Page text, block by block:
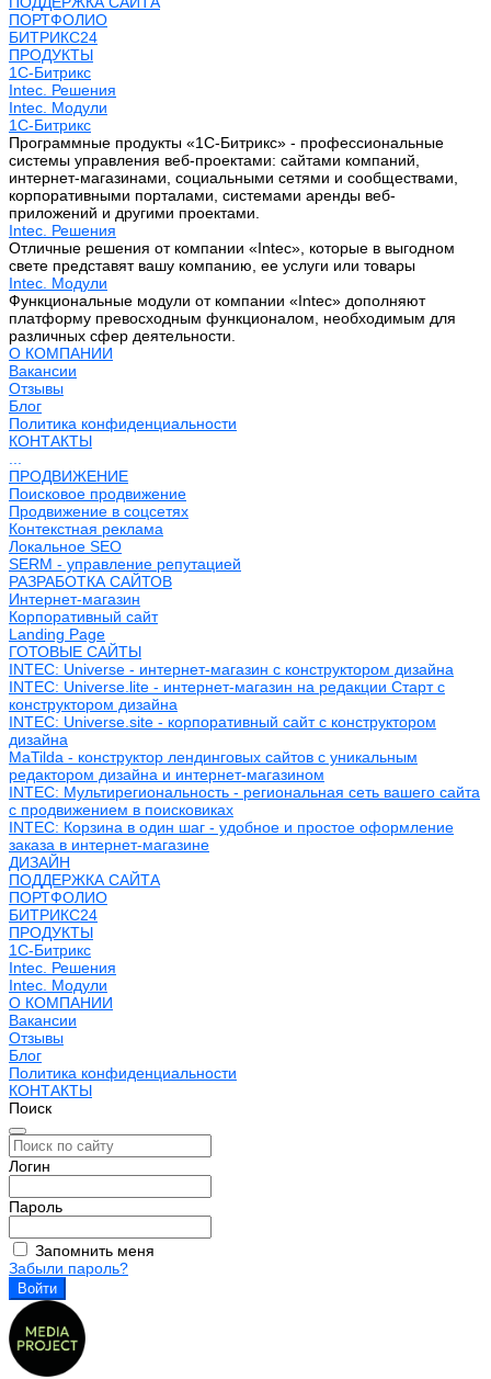
ПОРТФОЛИО
БИТРИКС24
ПРОДУКТЫ
1С-Битрикс
Intec. Решения
Intec. Модули
1С-Битрикс
Программные продукты «1С-Битрикс» - профессиональные
системы управления веб-проектами: сайтами компаний,
интернет-магазинами, социальными сетями и сообществами,
корпоративными порталами, системами аренды веб-
приложений и другими проектами.
Intec. Решения
Отличные решения от компании «Intec», которые в выгодном
свете представят вашу компанию, ее услуги или товары
Intec. Модули
Функциональные модули от компании «Intec» дополняют
платформу превосходным функционалом, необходимым для
различных сфер деятельности.
О КОМПАНИИ
Вакансии
Отзывы
Блог
Политика конфиденциальности
КОНТАКТЫ
ПРОДВИЖЕНИЕ
Поисковое продвижение
Продвижение в соцсетях
Контекстная реклама
Локальное SEO
SERM - управление репутацией
РАЗРАБОТКА САЙТОВ
Интернет-магазин
Корпоративный сайт
Landing Page
ГОТОВЫЕ САЙТЫ
INTEC: Universe - интернет-магазин с конструктором дизайна
INTEC: Universe.lite - интернет-магазин на редакции Старт с
конструктором дизайна
INTEC: Universe.site - корпоративный сайт с конструктором
дизайна
MaTilda - конструктор лендинговых сайтов с уникальным
редактором дизайна и интернет-магазином
INTEC: Мультирегиональность - региональная сеть вашего сайта
с продвижением в поисковиках
INTEC: Корзина в один шаг - удобное и простое оформление
заказа в интернет-магазине
ДИЗАЙН
ПОДДЕРЖКА САЙТА
ПОРТФОЛИО
БИТРИКС24
ПРОДУКТЫ
1С-Битрикс
Intec. Решения
Intec. Модули
О КОМПАНИИ
Вакансии
Отзывы
Блог
Политика конфиденциальности
КОНТАКТЫ
Поиск
Логин
Пароль
Запомнить меня
Забыли пароль?